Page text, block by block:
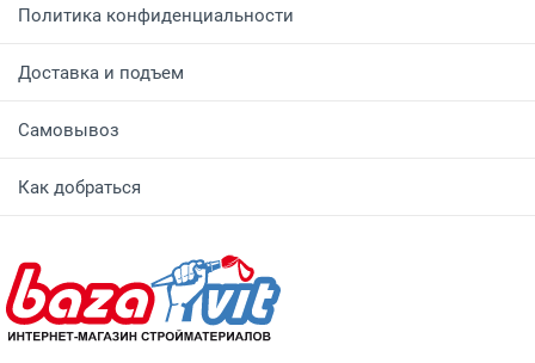
Политика конфиденциальности
Доставка и подъем
Самовывоз
Как добраться